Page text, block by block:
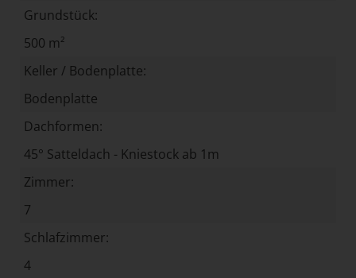
Grundstück:
500 m²
Keller / Bodenplatte:
Bodenplatte
Dachformen:
45° Satteldach - Kniestock ab 1m
Zimmer:
7
Schlafzimmer:
4